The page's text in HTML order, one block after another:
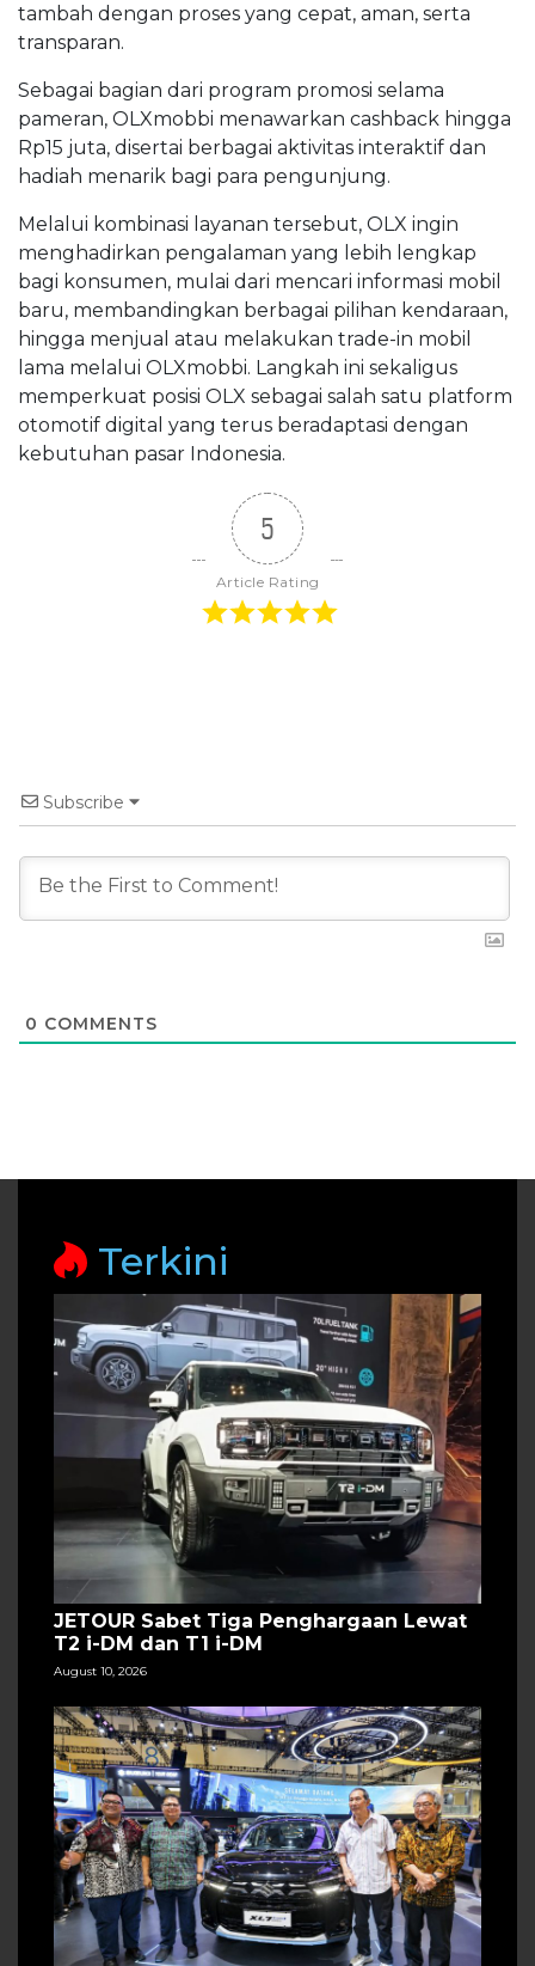
tambah dengan proses yang cepat, aman, serta
transparan.
Sebagai bagian dari program promosi selama
pameran, OLXmobbi menawarkan cashback hingga
Rp15 juta, disertai berbagai aktivitas interaktif dan
hadiah menarik bagi para pengunjung.
Melalui kombinasi layanan tersebut, OLX ingin
menghadirkan pengalaman yang lebih lengkap
bagi konsumen, mulai dari mencari informasi mobil
baru, membandingkan berbagai pilihan kendaraan,
hingga menjual atau melakukan trade-in mobil
lama melalui OLXmobbi. Langkah ini sekaligus
memperkuat posisi OLX sebagai salah satu platform
otomotif digital yang terus beradaptasi dengan
kebutuhan pasar Indonesia.
5
Article Rating
Subscribe
0 COMMENTS
Terkini
JETOUR Sabet Tiga Penghargaan Lewat
T2 i-DM dan T1 i-DM
August 10, 2026